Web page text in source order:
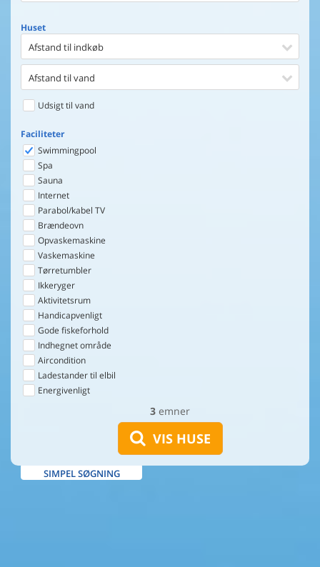
3 emner
VIS HUSE
Huset
Afstand til indkøb
Afstand til vand
Udsigt til vand
Faciliteter
Swimmingpool
Spa
Sauna
Internet
Parabol/kabel TV
Brændeovn
Opvaskemaskine
Vaskemaskine
Tørretumbler
Ikkeryger
Aktivitetsrum
Handicapvenligt
Gode fiskeforhold
Indhegnet område
Aircondition
Ladestander til elbil
Energivenligt
SIMPEL SØGNING